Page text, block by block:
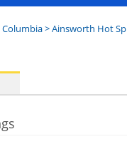
Columbia>Ainsworth Hot